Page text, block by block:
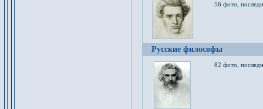
56 фото,
Русские философы
82 фото,